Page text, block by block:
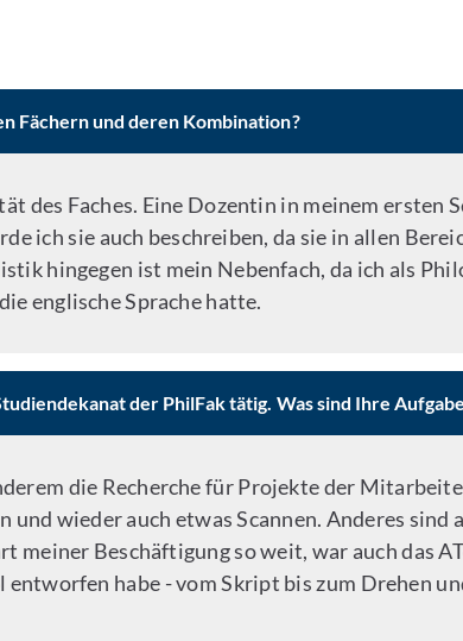
Fächern und deren Kombination?
des Faches. Eine Dozentin in meinem ersten
ich sie auch beschreiben, da sie in allen
hingegen ist mein Nebenfach, da ich als
englische Sprache hatte.
der PhilFak tätig. Was sind Ihre
die Recherche für Projekte der
wieder auch etwas Scannen. Anderes sind
meiner Beschäftigung so weit, war auch das
habe - vom Skript bis zum Drehen